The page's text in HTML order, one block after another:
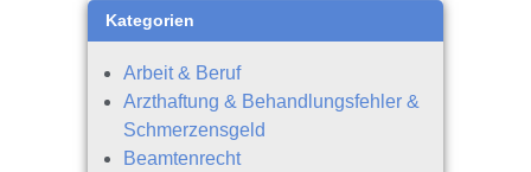
Kategorien
Arbeit & Beruf
Arzthaftung & Behandlungsfehler &
Schmerzensgeld
Beamtenrecht